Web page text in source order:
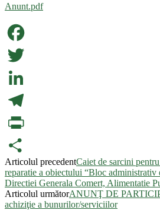
Anunt.pdf
Facebook
Twitter
LinkedIn
Telegram
PrintFriendly
Partajează
Articolul precedentCaiet de sarcini
reparatie a obiectului “Bloc administrativ
Directiei Generala Comert, Alimentatie
Articolul următorANUNŢ DE
achiziţie a bunurilor/serviciilor